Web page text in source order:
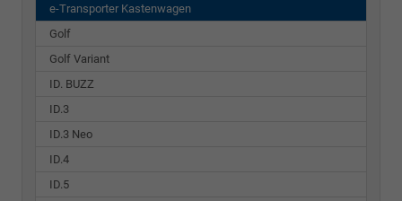
e-Transporter Kastenwagen
Golf
Golf Variant
ID. BUZZ
ID.3
ID.3 Neo
ID.4
ID.5